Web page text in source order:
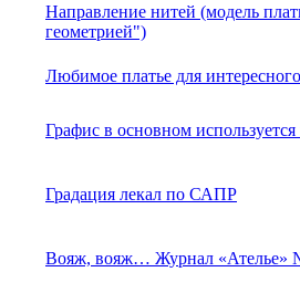
Направление нитей (модель
геометрией")
Любимое платье для
Графис в основном используется
Градация лекал по САПР
Вояж, вояж… Журнал «Ателье»